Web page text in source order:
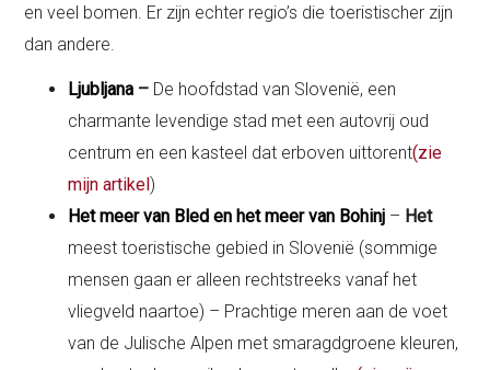
en veel bomen. Er zijn echter regio’s die toeristischer zijn
dan andere.
Ljubljana – De hoofdstad van Slovenië, een
charmante levendige stad met een autovrij oud
centrum en een kasteel dat erboven uittorent(zie
mijn artikel)
Het meer van Bled en het meer van Bohinj – Het
meest toeristische gebied in Slovenië (sommige
mensen gaan er alleen rechtstreeks vanaf het
vliegveld naartoe) – Prachtige meren aan de voet
van de Julische Alpen met smaragdgroene kleuren,